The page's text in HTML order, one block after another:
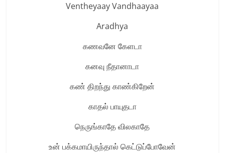
Ventheyaay Vandhaayaa
Aradhya
கணவனே கேளடா
கனவு நீதானாடா
கண் திறந்து காண்கிறேன்
காதல் பாயுதடா
நெருங்காதே விலகாதே
உன் பக்கமாயிருந்தால் கெட்டுப்போவேன்